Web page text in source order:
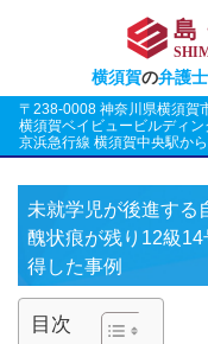
島
横須賀の弁護士
〒238-0008 神奈川県横須賀
横須賀ベイビュービルディン
京浜急行線 横須賀中央駅から
未就学児が後進する
醜状痕が残り12級
得した事例
目次